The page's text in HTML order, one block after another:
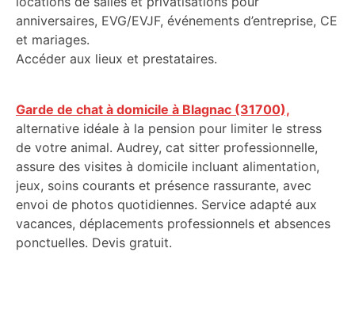
anniversaires, EVG/EVJF, événements d’entreprise, CE
et mariages.
Accéder aux lieux et prestataires.
Garde de chat à domicile à Blagnac (31700),
alternative idéale à la pension pour limiter le stress
de votre animal. Audrey, cat sitter professionnelle,
assure des visites à domicile incluant alimentation,
jeux, soins courants et présence rassurante, avec
envoi de photos quotidiennes. Service adapté aux
vacances, déplacements professionnels et absences
ponctuelles. Devis gratuit.